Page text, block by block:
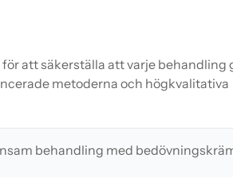
att säkerställa att varje behandling
metoderna och högkvalitativa
behandling med